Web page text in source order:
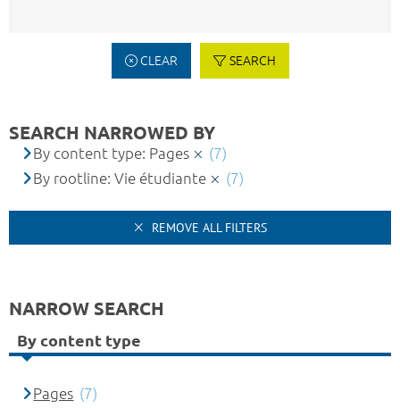
CLEAR SEARCH
SEARCH NARROWED BY
By content type: Pages
(7)
By rootline: Vie étudiante
(7)
REMOVE ALL FILTERS
NARROW SEARCH
By content type
Pages (7)